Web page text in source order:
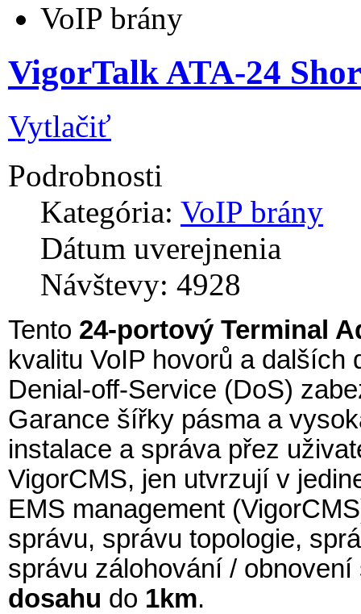
VoIP brány
VigorTalk ATA-24
Vytlačiť
Podrobnosti
Kategória: VoIP brány
Dátum uverejnenia
Návštevy: 4928
Tento 24-portový Terminal
kvalitu VoIP hovorů a
Denial-off-Service (DoS)
Garance šířky pásma a
instalace a správa přez
VigorCMS, jen utvrzují v
EMS management
správu, správu topologie,
správu zálohování /
dosahu do 1km.